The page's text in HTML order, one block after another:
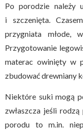
Po porodzie należy
i szczenięta.
przygniata młode,
Przygotowanie
materac owinięty w
zbudować drewniany
Niektóre suki mogą
zwłaszcza jeśli
porodu to m.in.